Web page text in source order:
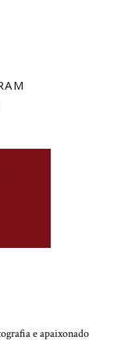
e apaixonado